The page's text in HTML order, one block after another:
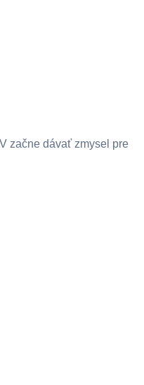
začne dávať zmysel pre